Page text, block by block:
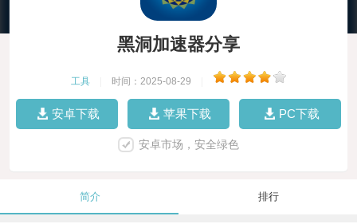
黑洞加速器分享
工具 时间：2025-08-29
安卓下载 苹果下载 PC下载
安卓市场，安全绿色
简介 排行